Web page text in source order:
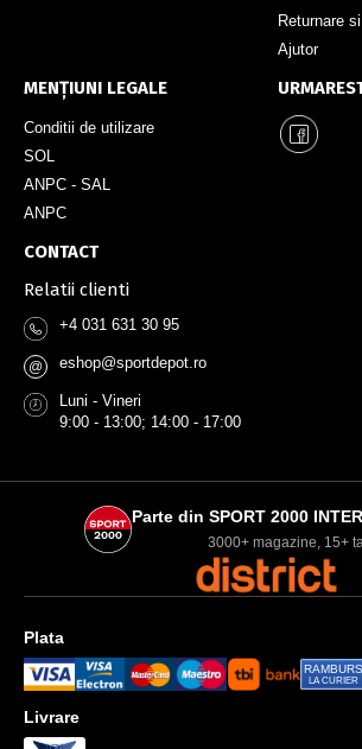
Returnare
Ajutor
MENȚIUNI LEGALE
Conditii de utilizare
SOL
ANPC - SAL
ANPC
CONTACT
Relatii clienti
+4 031 631 30 95
@ eshop@sportdepot.ro
Luni - Vineri
9:00 - 13:00; 14:00 - 17:00
Parte din SPORT 2000
3000+ magazine, 15+
Plata
RAMBURS
LA CURIER
Livrare